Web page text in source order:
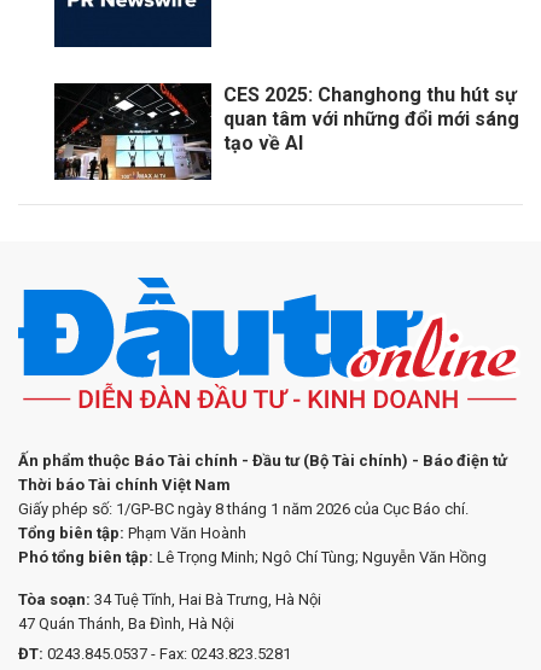
CES 2025: Changhong thu hút sự
quan tâm với những đổi mới sáng
tạo về AI
Ấn phẩm thuộc Báo Tài chính - Đầu tư (Bộ Tài chính) - Báo điện tử
Thời báo Tài chính Việt Nam
Giấy phép số: 1/GP-BC ngày 8 tháng 1 năm 2026 của Cục Báo chí.
Tổng biên tập: Phạm Văn Hoành
Phó tổng biên tập: Lê Trọng Minh; Ngô Chí Tùng; Nguyễn Văn Hồng
Tòa soạn: 34 Tuệ Tĩnh, Hai Bà Trưng, Hà Nội
47 Quán Thánh, Ba Đình, Hà Nội
ĐT: 0243.845.0537 - Fax: 0243.823.5281